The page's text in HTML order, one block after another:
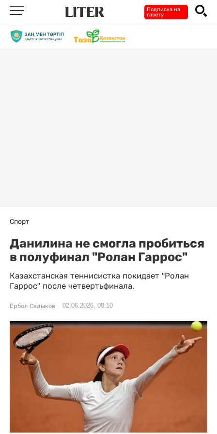
Подписка на
газету
Спорт
Данилина не смогла пробиться
в полуфинал "Ролан Гаррос"
Казахстанская теннисистка покидает "Ролан
Гаррос" после четвертьфинала.
Ербол Садыков 02.06.2026, 08:10